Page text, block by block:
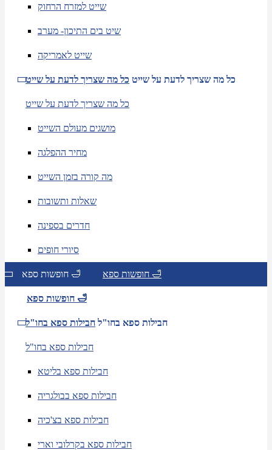
שייט למזרח הרחוק
שיט בים התיכון- מערב
שייט לאמריקה
כל מה שצריך לדעת על שייט כל מה שצריך לדעת על שייט
כל מה שצריך לדעת על שייט
מושגים מעולם השייט
מחיר ההפלגה
מה קורה בזמן השייט
שאלות ותשובות
חדרים בספינה
סיורי חופים
חופשות ספא 🛁 חופשות ספא 🛁
חופשות ספא 🛁
חבילות ספא בחו"ל חבילות ספא בחו"ל
חבילות ספא בחו"ל
חבילות ספא בליטא
חבילות ספא בבולגריה
חבילות ספא בצ'כיה
חבילות ספא בקרלובי וארי